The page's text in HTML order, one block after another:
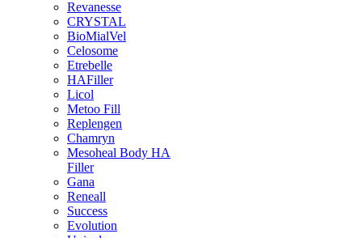
Revanesse
CRYSTAL
BioMialVel
Celosome
Etrebelle
HAFiller
Licol
Metoo Fill
Replengen
Chamryn
Mesoheal Body HA
Filler
Gana
Reneall
Success
Evolution